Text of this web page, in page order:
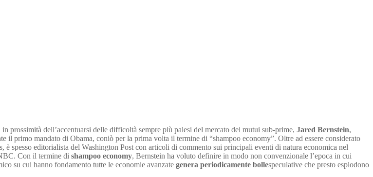
prossimità dell’accentuarsi delle difficoltà sempre più palesi del mercato dei mutui sub-prime, Jared Bernstein,
primo mandato di Obama, coniò per la prima volta il termine di “shampoo economy”. Oltre ad essere considerato
spesso editorialista del Washington Post con articoli di commento sui principali eventi di natura economica nel
Con il termine di shampoo economy, Bernstein ha voluto definire in modo non convenzionale l’epoca in cui
su cui hanno fondamento tutte le economie avanzate genera periodicamente bollespeculative che presto esplodono